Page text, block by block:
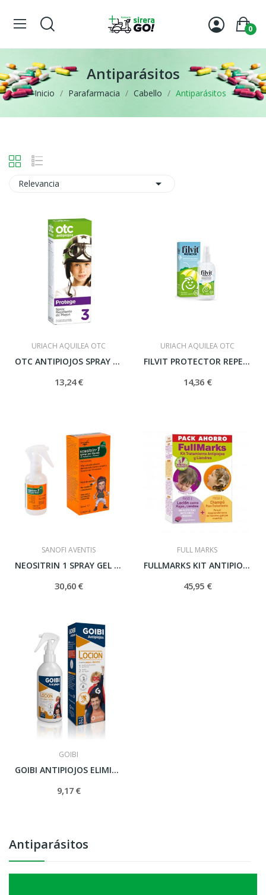
0
Antiparásitos
Inicio Parafarmacia Cabello Antiparásitos
Antiparásitos
Relevancia 
URIACH AQUILEA OTC
OTC ANTIPIOJOS SPRAY REPELENTE DE PIOJOS 125 ML
13,24 €
URIACH AQUILEA OTC
FILVIT PROTECTOR REPELENTE DE PIOJOS 125 ML
14,36 €
SANOFI AVENTIS
NEOSITRIN 1 SPRAY GEL LIQUIDO 100 ML
30,60 €
FULL MARKS
FULLMARKS KIT ANTIPIOJOS LOCIÓN + CHAMPÚ+...
45,95 €
GOIBI
GOIBI ANTIPIOJOS ELIMINA LOCION USO HUMANO 125 ML
9,17 €